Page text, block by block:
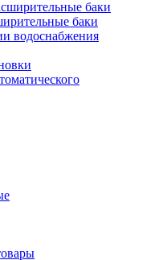
баки
водоснабжения